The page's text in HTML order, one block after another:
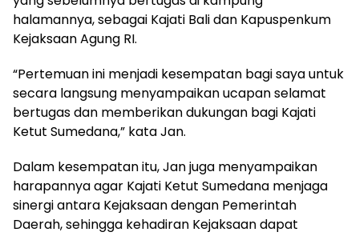
halamannya, sebagai Kajati Bali dan Kapuspenkum
Kejaksaan Agung RI.
“Pertemuan ini menjadi kesempatan bagi saya untuk
secara langsung menyampaikan ucapan selamat
bertugas dan memberikan dukungan bagi Kajati
Ketut Sumedana,” kata Jan.
Dalam kesempatan itu, Jan juga menyampaikan
harapannya agar Kajati Ketut Sumedana menjaga
sinergi antara Kejaksaan dengan Pemerintah
Daerah, sehingga kehadiran Kejaksaan dapat